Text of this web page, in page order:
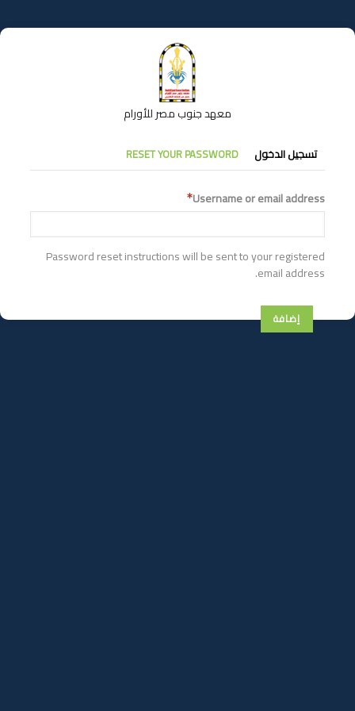
إلى
المحتوى
معهد جنوب مصر للأورام
التبويبات
الأساسية
تسجيل الدخول RESET YOUR PASSWORD
Username or email address
Password reset instructions will be sent to your registered
email address.